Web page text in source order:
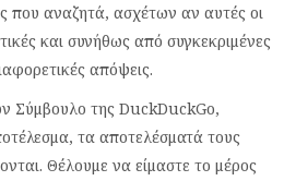
που αναζητά, ασχέτων αν αυτές οι
και συνήθως από συγκεκριμένες
απόψεις.
Σύμβουλο της DuckDuckGo,
τα αποτελέσματά τους
Θέλουμε να είμαστε το μέρος